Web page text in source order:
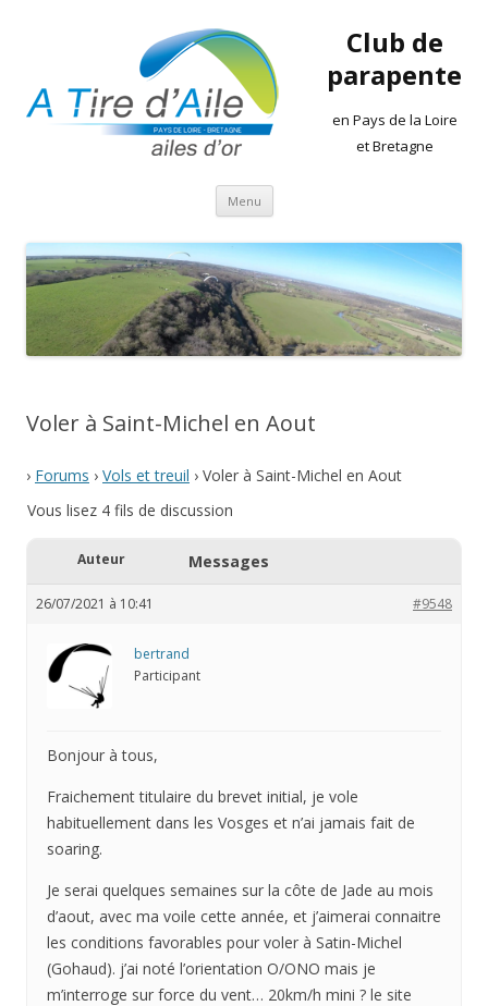
Club de
parapente
en Pays de la Loire
et Bretagne
Menu Aller
contenu
Voler à Saint-Michel en Aout
› Forums › Vols et treuil › Voler à Saint-Michel en Aout
Vous lisez 4 fils de discussion
Auteur Messages
26/07/2021 à 10:41 #9548
bertrand
Participant
Bonjour à tous,
Fraichement titulaire du brevet initial, je vole
habituellement dans les Vosges et n’ai jamais fait de
soaring.
Je serai quelques semaines sur la côte de Jade au mois
d’aout, avec ma voile cette année, et j’aimerai connaitre
les conditions favorables pour voler à Satin-Michel
(Gohaud). j’ai noté l’orientation O/ONO mais je
m’interroge sur force du vent… 20km/h mini ? le site